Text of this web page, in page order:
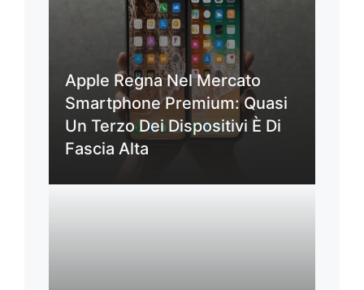
Apple Regna Nel Mercato
Smartphone Premium: Quasi
Un Terzo Dei Dispositivi È Di
Fascia Alta